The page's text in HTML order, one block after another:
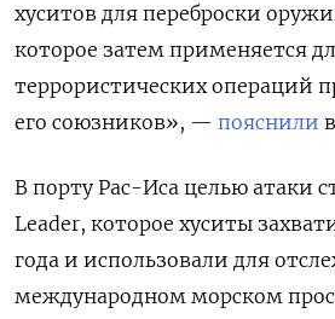
хуситов для переброски
которое затем применяется
террористических операций
его союзников», — пояснили
В порту Рас-Иса целью атаки
Leader, которое хуситы
года и использовали для
международном морском